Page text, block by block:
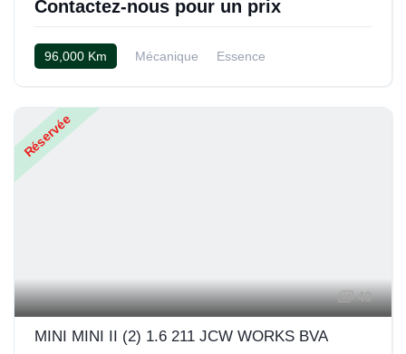
Contactez-nous pour un prix
96,000 Km Mécanique Essence
Réservée
40
MINI MINI II (2) 1.6 211 JCW WORKS BVA